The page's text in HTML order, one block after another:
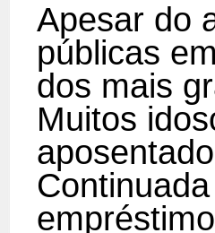
Apesar do
públicas
dos mais
Muitos